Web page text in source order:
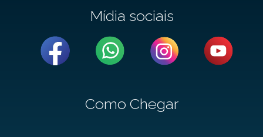
Mídia sociais
Como Chegar